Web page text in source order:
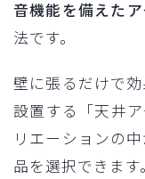
音機能を備えたア
法です。
壁に張るだけで
設置する「天井
リエーションの
品を選択できます。